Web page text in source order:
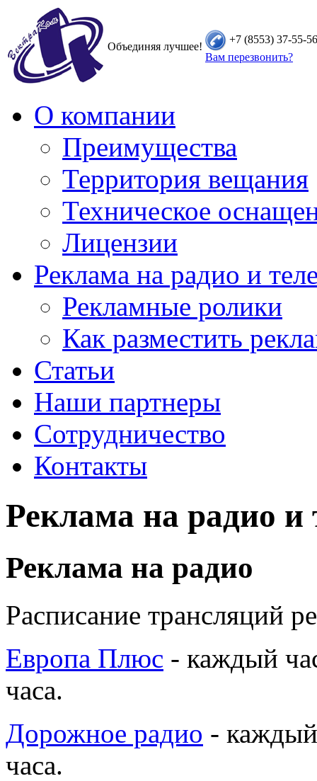
Объединяя лучшее!
+7 (8553) 37-55-56
Вам перезвонить?
О компании
Преимущества
Территория вещания
Техническое
Лицензии
Реклама на радио и
Рекламные ролики
Как разместить
Статьи
Наши партнеры
Сотрудничество
Контакты
Реклама на радио и
Реклама на радио
Расписание трансляций
Европа Плюс - каждый
часа.
Дорожное радио -
часа.